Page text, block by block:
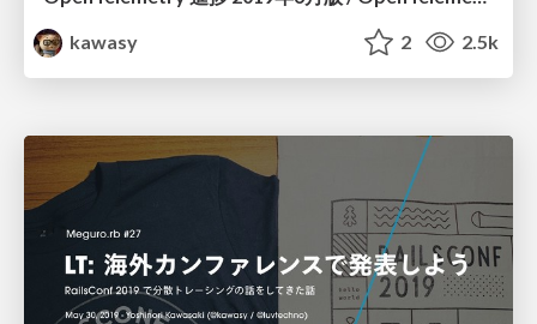
kawasy
2 2.5k